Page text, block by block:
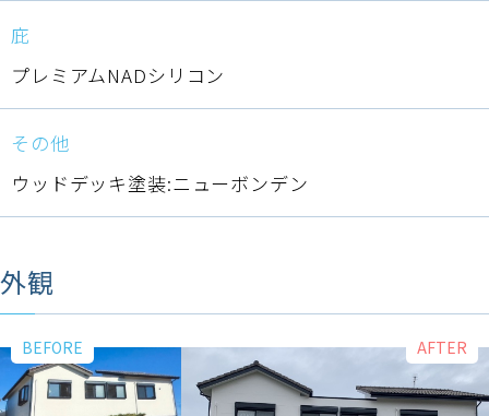
庇
プレミアムNADシリコン
その他
ウッドデッキ塗装:ニューボンデン
外観